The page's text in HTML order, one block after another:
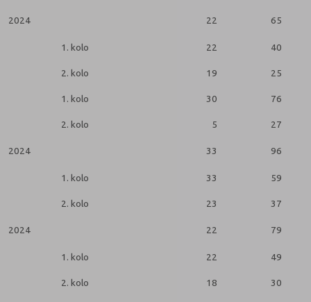
2024 22 65
1. kolo
22 40
2. kolo 19 25
1. kolo 30 76
2. kolo 5 27
2024 33 96
1. kolo
33 59
2. kolo 23 37
2024 22 79
1. kolo
22 49
2. kolo 18 30